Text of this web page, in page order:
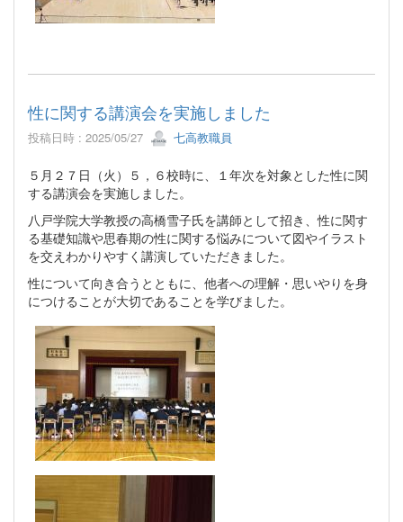
性に関する講演会を実施しました
投稿日時 : 2025/05/27 七高教職員
５月２７日（火）５，６校時に、１年次を対象とした性に関
する講演会を実施しました。
八戸学院大学教授の高橋雪子氏を講師として招き、性に関す
る基礎知識や思春期の性に関する悩みについて図やイラスト
を交えわかりやすく講演していただきました。
性について向き合うとともに、他者への理解・思いやりを身
につけることが大切であることを学びました。